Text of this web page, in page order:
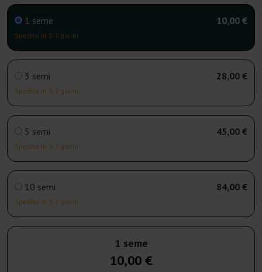
1 seme
Spedito in 3-7 giorni
10,00 €
3 semi
Spedito in 3-7 giorni
28,00 €
5 semi
Spedito in 3-7 giorni
45,00 €
10 semi
Spedito in 3-7 giorni
84,00 €
1 seme
10,00 €